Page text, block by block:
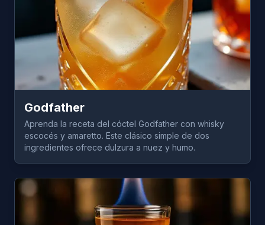
Godfather
Aprenda la receta del cóctel Godfather con whisky
escocés y amaretto. Este clásico simple de dos
ingredientes ofrece dulzura a nuez y humo.